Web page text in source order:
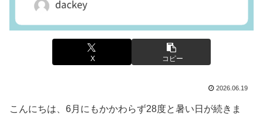
X コピー
2026.06.19
こんにちは、6月にもかかわらず28度と暑い日が続きま